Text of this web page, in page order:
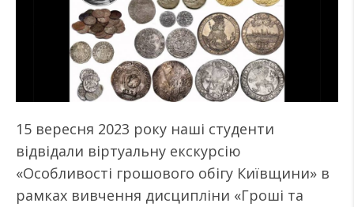
15 вересня 2023 року наші студенти
відвідали віртуальну екскурсію
«Особливості грошового обігу Київщини» в
рамках вивчення дисципліни «Гроші та